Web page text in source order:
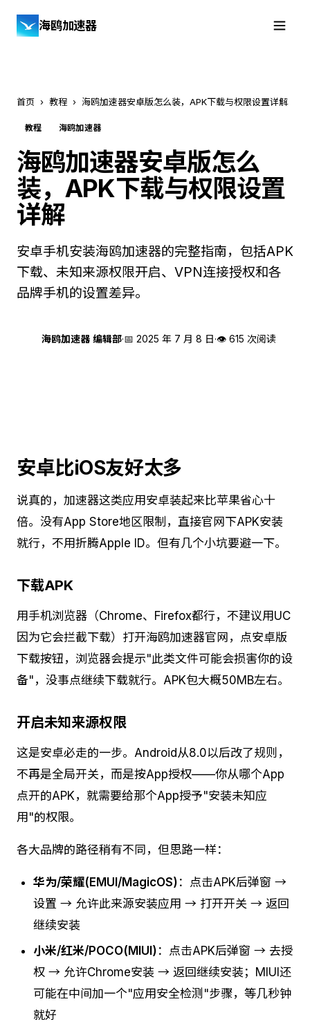
海鸥加速器
首页 › 教程 › 海鸥加速器安卓版怎么装，APK下载与权限设置详解
教程 海鸥加速器
海鸥加速器安卓版怎么
装，APK下载与权限设置
详解
安卓手机安装海鸥加速器的完整指南，包括APK
下载、未知来源权限开启、VPN连接授权和各
品牌手机的设置差异。
海鸥加速器 编辑部·📅 2025 年 7 月 8 日·👁 615 次阅读
安卓比iOS友好太多
说真的，加速器这类应用安卓装起来比苹果省心十
倍。没有App Store地区限制，直接官网下APK安装
就行，不用折腾Apple ID。但有几个小坑要避一下。
下载APK
用手机浏览器（Chrome、Firefox都行，不建议用UC
因为它会拦截下载）打开海鸥加速器官网，点安卓版
下载按钮，浏览器会提示"此类文件可能会损害你的设
备"，没事点继续下载就行。APK包大概50MB左右。
开启未知来源权限
这是安卓必走的一步。Android从8.0以后改了规则，
不再是全局开关，而是按App授权——你从哪个App
点开的APK，就需要给那个App授予"安装未知应
用"的权限。
各大品牌的路径稍有不同，但思路一样：
华为/荣耀(EMUI/MagicOS) ：点击APK后弹窗 →
设置 → 允许此来源安装应用 → 打开开关 → 返回
继续安装
小米/红米/POCO(MIUI) ：点击APK后弹窗 → 去授
权 → 允许Chrome安装 → 返回继续安装；MIUI还
可能在中间加一个"应用安全检测"步骤，等几秒钟
就好